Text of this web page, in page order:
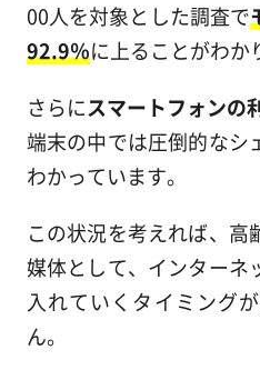
00人を対象とした調査で
92.9％に上ることがわか
さらにスマートフォンの
端末の中では圧倒的なシ
わかっています。
この状況を考えれば、
媒体として、インターネ
入れていくタイミング
ん。